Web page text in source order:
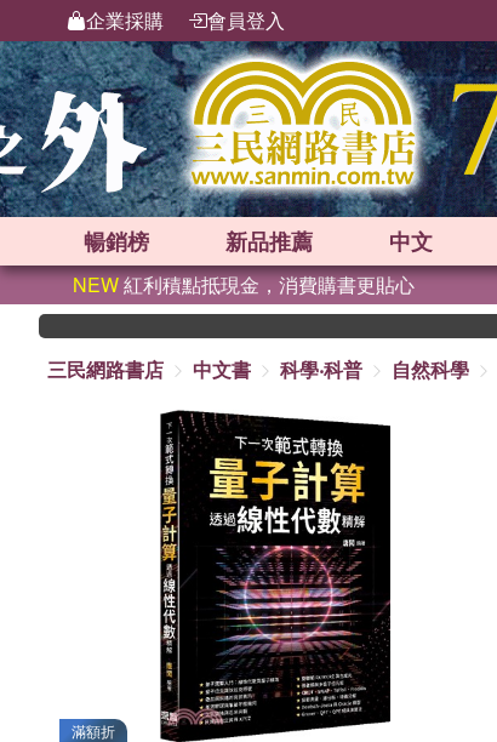
企業採購 會員登入
暢銷榜 新品推薦 中文
NEW紅利積點抵現金，消費購書更貼心
三民網路書店
中文書 科學‧科普 自然科學
滿額折